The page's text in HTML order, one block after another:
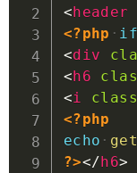
<header
<?php
if
<div
<h6
<i
<?php
echo
?></h6>